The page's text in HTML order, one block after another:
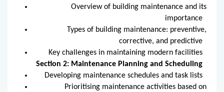
Overview of building maintenance and its
importance
Types of building maintenance: preventive,
corrective, and predictive
Key challenges in maintaining modern facilities
Section 2: Maintenance Planning and Scheduling
Developing maintenance schedules and task lists
Prioritising maintenance activities based on